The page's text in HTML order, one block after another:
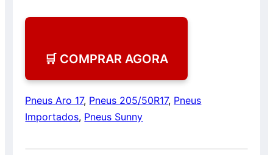
🛒 COMPRAR AGORA
Pneus Aro 17, Pneus 205/50R17, Pneus
Importados, Pneus Sunny